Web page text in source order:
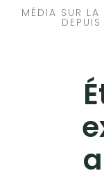
MÉDIA SUR LA